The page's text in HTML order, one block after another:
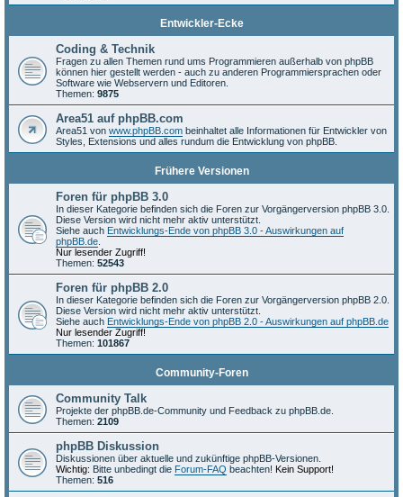
Entwickler-Ecke
Coding & Technik
Fragen zu allen Themen rund ums Programmieren außerhalb von phpBB
können hier gestellt werden - auch zu anderen Programmiersprachen oder
Software wie Webservern und Editoren.
Themen: 9875
Area51 auf phpBB.com
Area51 von www.phpBB.com beinhaltet alle Informationen für Entwickler von
Styles, Extensions und alles rundum die Entwicklung von phpBB.
Frühere Versionen
Foren für phpBB 3.0
In dieser Kategorie befinden sich die Foren zur Vorgängerversion phpBB 3.0.
Diese Version wird nicht mehr aktiv unterstützt.
Siehe auch Entwicklungs-Ende von phpBB 3.0 - Auswirkungen auf
phpBB.de
Nur lesender Zugriff!
Themen: 52543
Foren für phpBB 2.0
In dieser Kategorie befinden sich die Foren zur Vorgängerversion phpBB 2.0.
Diese Version wird nicht mehr aktiv unterstützt.
Siehe auch Entwicklungs-Ende von phpBB 2.0 - Auswirkungen auf phpBB.de
Nur lesender Zugriff!
Themen: 101867
Community-Foren
Community Talk
Projekte der phpBB.de-Community und Feedback zu phpBB.de.
Themen: 2109
phpBB Diskussion
Diskussionen über aktuelle und zukünftige phpBB-Versionen.
Wichtig: Bitte unbedingt die Forum-FAQ beachten! Kein Support!
Themen: 516